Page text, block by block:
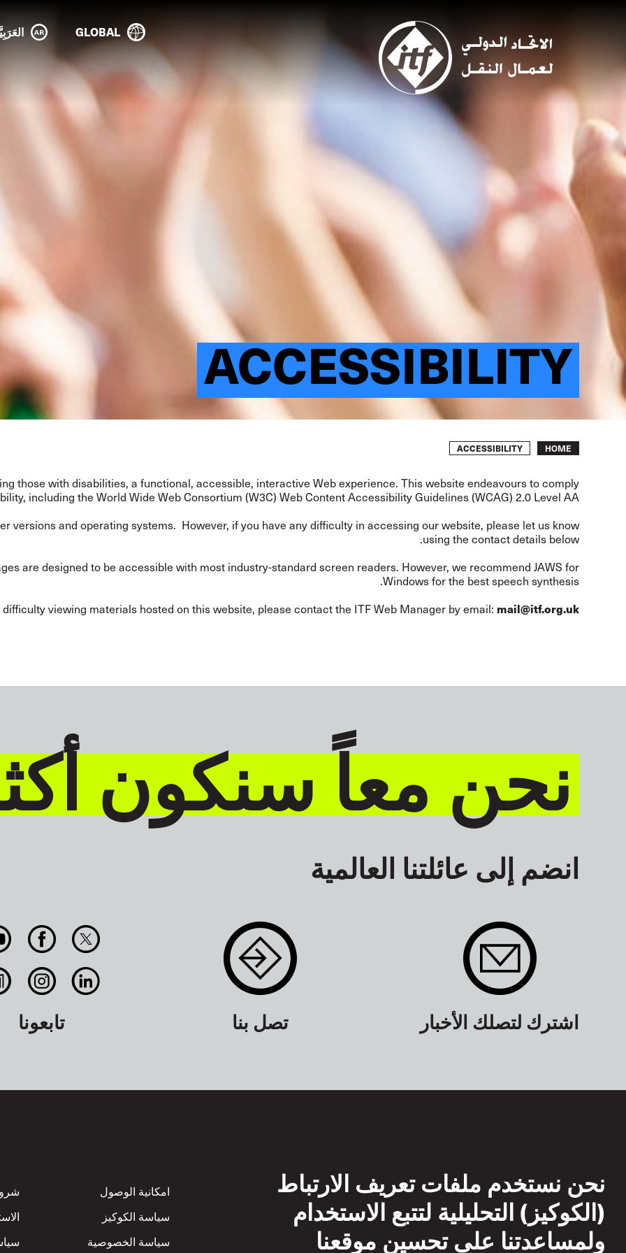
ACCESSIBILITY
GLOBAL
Breadcrumb
HOME
ACCESSIBILITY
those with disabilities, a functional, accessible, interactive Web experience. This website endeavours to comply
including the World Wide Web Consortium (W3C) Web Content Accessibility Guidelines (WCAG) 2.0 Level AA.
versions and operating systems. However, if you have any difficulty in accessing our website, please let us know
using the contact details below.
are designed to be accessible with most industry-standard screen readers. However, we recommend JAWS for
Windows for the best speech synthesis.
viewing materials hosted on this website, please contact the ITF Web Manager by email: mail@itf.org.uk
نحن معاً سنكون
انضم إلى عائلتنا العالمية
اشترك لتصلك الأخبار تصل بنا تابعونا
Footer
امكانية الوصول
سياسة الكوكيز
سياسة الخصوصية
نحن نستخدم ملفات تعريف الارتباط
(الكوكيز) التحليلية لتتبع الاستخدام
ولمساعدتنا على تحسين موقعنا